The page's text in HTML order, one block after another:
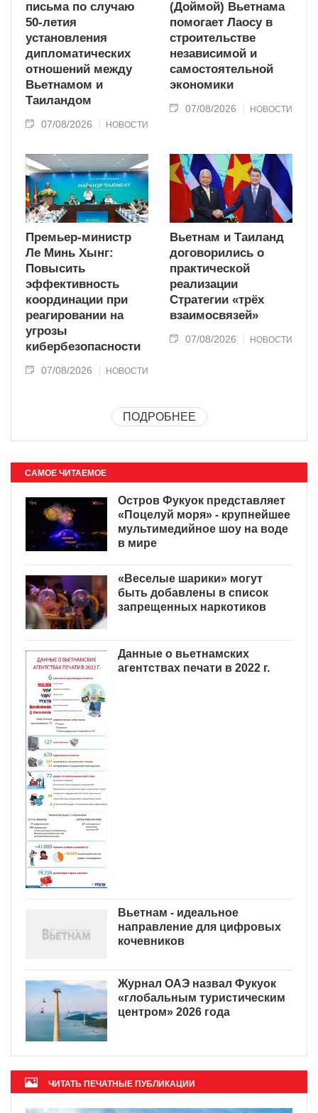
письма по случаю
50-летия
установления
дипломатических
отношений между
Вьетнамом и
Таиландом
07/08/2026 НОВОСТИ
(Доймой) Вьетнама
помогает Лаосу в
строительстве
независимой и
самостоятельной
экономики
07/08/2026 НОВОСТИ
Премьер-министр
Ле Минь Хынг:
Повысить
эффективность
координации при
реагировании на
угрозы
кибербезопасности
07/08/2026 НОВОСТИ
Вьетнам и Таиланд
договорились о
практической
реализации
Стратегии «трёх
взаимосвязей»
07/08/2026 НОВОСТИ
ПОДРОБНЕЕ
САМОЕ ЧИТАЕМОЕ
Остров Фукуок представляет
«Поцелуй моря» - крупнейшее
мультимедийное шоу на воде
в мире
«Веселые шарики» могут
быть добавлены в список
запрещенных наркотиков
Данные о вьетнамских
агентствах печати в 2022 г.
Вьетнам - идеальное
направление для цифровых
кочевников
Журнал ОАЭ назвал Фукуок
«глобальным туристическим
центром» 2026 года
ЧИТАТЬ ПЕЧАТНЫЕ ПУБЛИКАЦИИ